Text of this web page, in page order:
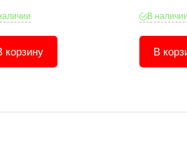
корзину
В наличии
В